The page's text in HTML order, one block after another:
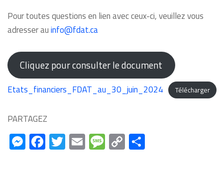
Pour toutes questions en lien avec ceux-ci, veuillez vous
adresser auinfo@fdat.ca
Cliquez pour consulter le document
Etats_financiers_FDAT_au_30_juin_2024 Télécharger
PARTAGEZ
Messenger
Facebook
Twitter
EmailMessage
Copy
Link